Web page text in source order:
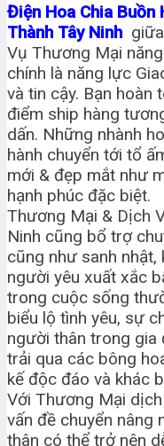
Điện Hoa Chia Buồn
Thành Tây Ninh
Vụ Thương Mại
chính là năng lực
và tin cậy. Bạn hoàn
điểm ship hàng
dấn. Những nhành
hành chuyển tới tổ
mới & đẹp mắt như
hạnh phúc đặc biệt.
Thương Mại & Dịch
Ninh cũng bổ trợ
cũng như sanh nhật,
người yêu xuất xắc
trong cuộc sống
biểu lộ tình yêu, sự
người thân trong gia
trải qua các bông
kế độc đáo và khác
Với Thương Mại
vấn đề chuyển nâng
thân có thể trở nên